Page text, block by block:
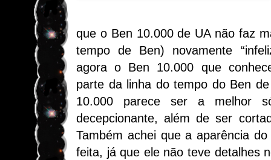
que o Ben 10.000 de UA não faz
tempo de Ben) novamente
agora o Ben 10.000 que
parte da linha do tempo do Ben
10.000 parece ser a melhor
decepcionante, além de ser
Também achei que a aparência
feita, já que ele não teve detalhes